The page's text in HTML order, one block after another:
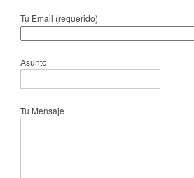
Tu Email (requerido)
Asunto
Tu Mensaje